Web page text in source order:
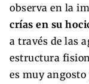
observa en la
crías en su
a través de las
estructura
es muy